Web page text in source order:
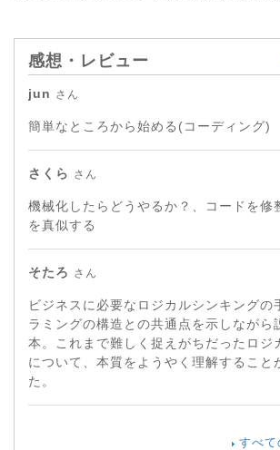
感想・レビュー
jun さん
簡単なところから始める(コーディング)
さくら さん
機械化したらどうやるか？、コードを修
を真似する
そたろ さん
ビジネスに必要なロジカルシンキングの
ラミングの構造との共通点を示しながら
本。これまで難しく捉えがちだったロジ
について、本質をようやく理解すること
た。
すべて